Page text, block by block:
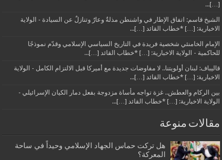
[…]...
الشيخ قاسم: اتفاق الإطار في واشنطن مذلةٌ وعارٌ وتنازلٌ عن السيادة - الولاية
الاخبارية: […] *خطاب القائد […]...
الإمام الخامنئي شخصية فريدة في التاريخ السياسي الإسلامي وقدّم نموذجًا
للحاكمية - الولاية الاخبارية: […] *خطاب القائد […]...
قاليباف: لبنان أولويتنا.. لا مفاوضات جديدة مع أميركا قبل الالتزام الكامل - الولاية
الاخبارية: […] *خطاب القائد […]...
بين الركام والعطش.. غزة تواجه مأساة مزدوجة بفعل دمار الكيان الإسرائيلي -
الولاية الاخبارية: […] *خطاب القائد […]...
مقالات منوعة
هل تركت حماس الجهاد الإسلامي وحيداً في ساحة
المعرکة؟